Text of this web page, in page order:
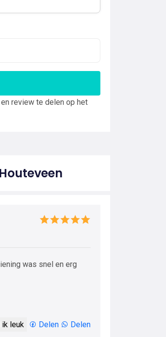
review te delen op het
was snel en erg
ik leuk Delen Delen